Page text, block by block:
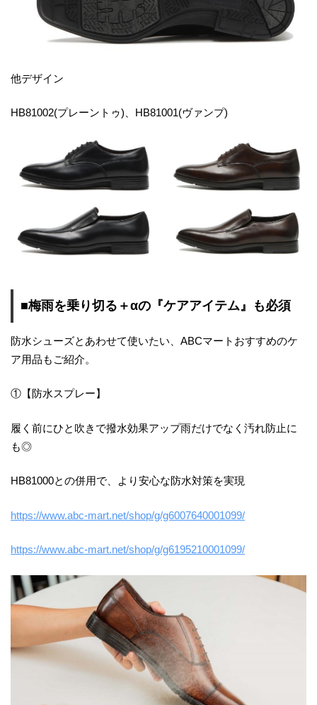
他デザイン
HB81002(プレーントゥ)、HB81001(ヴァンプ)
■梅雨を乗り切る＋αの『ケアアイテム』も必須
防水シューズとあわせて使いたい、ABCマートおすすめのケ
ア用品もご紹介。
①【防水スプレー】
履く前にひと吹きで撥水効果アップ雨だけでなく汚れ防止に
も◎
HB81000との併用で、より安心な防水対策を実現
https://www.abc-mart.net/shop/g/g6007640001099/
https://www.abc-mart.net/shop/g/g6195210001099/